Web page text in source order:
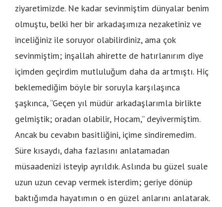
ziyaretimizde. Ne kadar sevinmiştim dünyalar benim
olmuştu, belki her bir arkadaşımıza nezaketiniz ve
inceliğiniz ile soruyor olabilirdiniz, ama çok
sevinmiştim; inşallah ahirette de hatırlanırım diye
içimden geçirdim mutluluğum daha da artmıştı. Hiç
beklemediğim böyle bir soruyla karşılaşınca
şaşkınca, “Geçen yıl müdür arkadaşlarımla birlikte
gelmiştik; oradan olabilir, Hocam,” deyivermiştim.
Ancak bu cevabın basitliğini, içime sindiremedim.
Süre kısaydı, daha fazlasını anlatamadan
müsaadenizi isteyip ayrıldık. Aslında bu güzel suale
uzun uzun cevap vermek isterdim; geriye dönüp
baktığımda hayatımın o en güzel anlarını anlatarak.